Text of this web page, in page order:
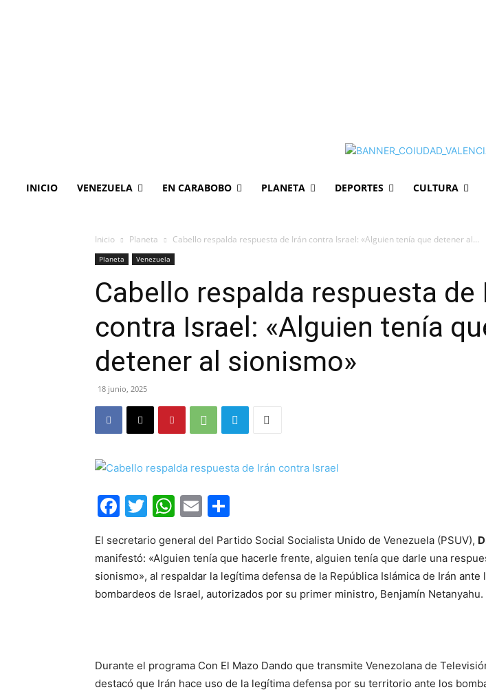
INICIO VENEZUELA EN CARABOBO PLANETA DEPORTES CULTURA
Inicio Planeta Cabello respalda respuesta de Irán contra Israel: «Alguien tenía que detener al...
Planeta Venezuela
Cabello respalda respuesta de
contra Israel: «Alguien tenía
detener al sionismo»
18 junio, 2025
Facebook
Twitter
WhatsApp
Email
El secretario general del Partido Social Socialista Unido de Venezuela (PSUV),
manifestó: «Alguien tenía que hacerle frente, alguien tenía que darle una
sionismo», al respaldar la legítima defensa de la República Islámica de Irán ante
bombardeos de Israel, autorizados por su primer ministro, Benjamín Netanyahu.
Durante el programa Con El Mazo Dando que transmite Venezolana de
destacó que Irán hace uso de la legítima defensa por su territorio ante los